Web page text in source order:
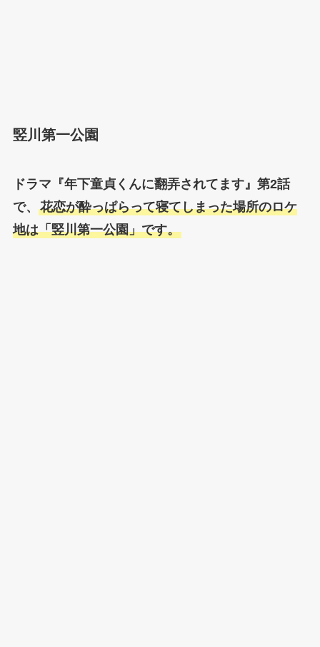
竪川第一公園
ドラマ『年下童貞くんに翻弄されてます』第2話
で、 花恋が酔っぱらって寝てしまった場所のロケ
地は「竪川第一公園」です。